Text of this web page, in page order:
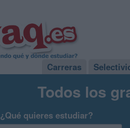
Carreras
Todos los
¿Qué quieres estudiar?